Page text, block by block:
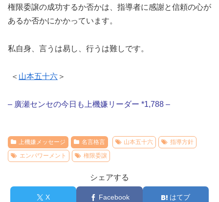
権限委譲の成功するか否かは、指導者に感謝と信頼の心が
あるか否かにかかっています。
私自身、言うは易し、行うは難しです。
＜ 山本五十六 ＞
– 廣瀬センセの今日も上機嫌リーダー *1,788 –
上機嫌メッセージ 名言格言 山本五十六
指導方針
エンパワーメント
権限委譲
シェアする
X Facebook はてブ